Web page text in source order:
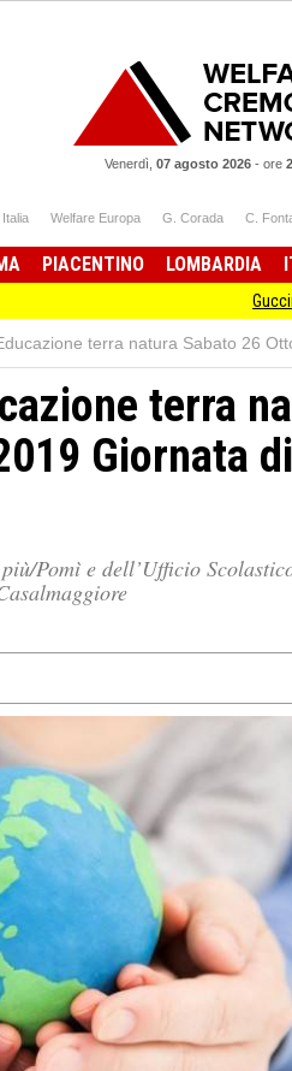
Venerdì, 07 agosto 2026 - ore
Welfare Europa G. Corada C.
PIACENTINO LOMBARDIA
Guccini, Schlein:
terra natura Sabato 26
terra
Giornata di
Pomì e dell’Ufficio